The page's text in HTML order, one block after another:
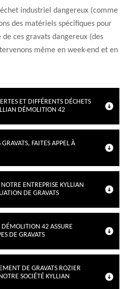
industriel dangereux (comme
des matériels spécifiques pour
ces gravats dangereux (des
même en week-end et en
ET DIFFÉRENTS DÉCHETS
DÉMOLITION 42
FAITES APPEL À
ENTREPRISE KYLLIAN
DE GRAVATS
DÉMOLITION 42 ASSURE
DE GRAVATS
DE GRAVATS ROZIER
SOCIÉTÉ KYLLIAN